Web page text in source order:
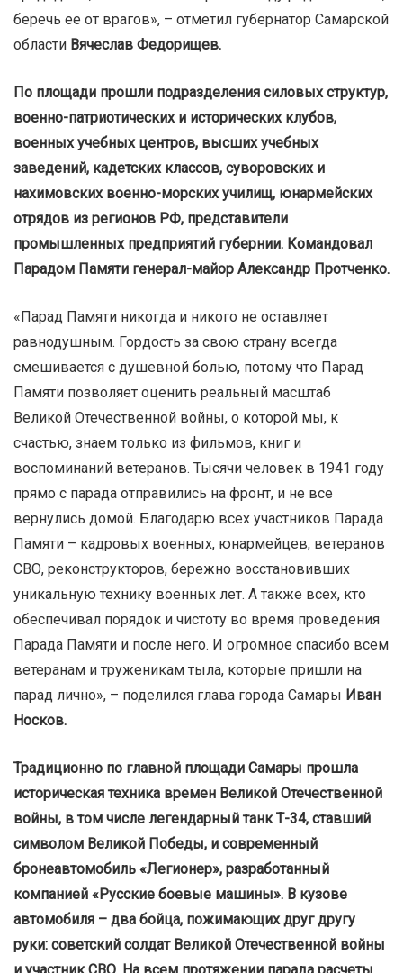
беречь ее от врагов», – отметил губернатор Самарской
области Вячеслав Федорищев.
По площади прошли подразделения силовых структур,
военно-патриотических и исторических клубов,
военных учебных центров, высших учебных
заведений, кадетских классов, суворовских и
нахимовских военно-морских училищ, юнармейских
отрядов из регионов РФ, представители
промышленных предприятий губернии. Командовал
Парадом Памяти генерал-майор Александр Протченко.
«Парад Памяти никогда и никого не оставляет
равнодушным. Гордость за свою страну всегда
смешивается с душевной болью, потому что Парад
Памяти позволяет оценить реальный масштаб
Великой Отечественной войны, о которой мы, к
счастью, знаем только из фильмов, книг и
воспоминаний ветеранов. Тысячи человек в 1941 году
прямо с парада отправились на фронт, и не все
вернулись домой. Благодарю всех участников Парада
Памяти – кадровых военных, юнармейцев, ветеранов
СВО, реконструкторов, бережно восстановивших
уникальную технику военных лет. А также всех, кто
обеспечивал порядок и чистоту во время проведения
Парада Памяти и после него. И огромное спасибо всем
ветеранам и труженикам тыла, которые пришли на
парад лично», – поделился глава города Самары Иван
Носков.
Традиционно по главной площади Самары прошла
историческая техника времен Великой Отечественной
войны, в том числе легендарный танк Т-34, ставший
символом Великой Победы, и современный
бронеавтомобиль «Легионер», разработанный
компанией «Русские боевые машины». В кузове
автомобиля – два бойца, пожимающих друг другу
руки: советский солдат Великой Отечественной войны